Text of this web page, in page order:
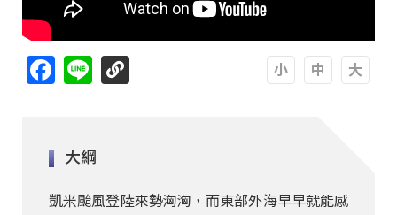
Facebook
Line
大綱
凱米颱風登陸來勢洶洶，而東部外海早早就能感